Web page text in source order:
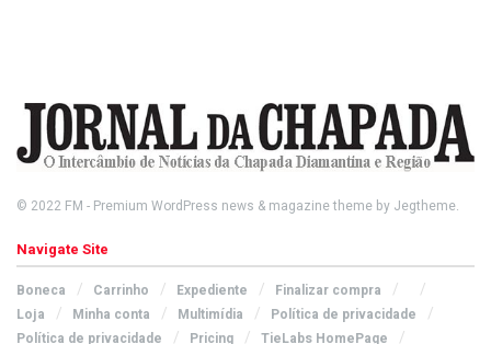
© 2022 FM - Premium WordPress news & magazine theme by Jegtheme.
Navigate Site
Boneca Carrinho Expediente
Finalizar compra
Loja
Minha conta Multimídia
Política de privacidade
Política de privacidade
Pricing TieLabs HomePage